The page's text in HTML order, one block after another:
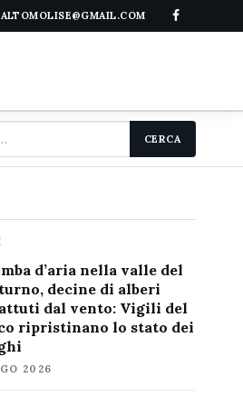
CERCA
d’aria nella valle del
decine di alberi
dal vento: Vigili del
ripristinano lo stato dei
2026